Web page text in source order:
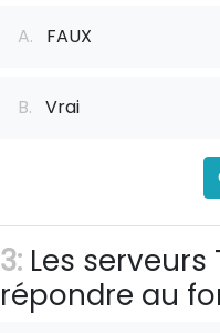
A. FAUX
B. Vrai
3: Les
répondre au